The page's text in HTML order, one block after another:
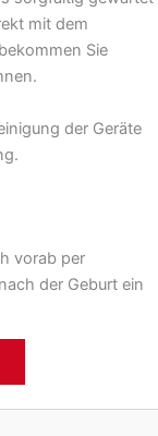
mit dem
Sie
der Geräte
vorab per
der Geburt ein